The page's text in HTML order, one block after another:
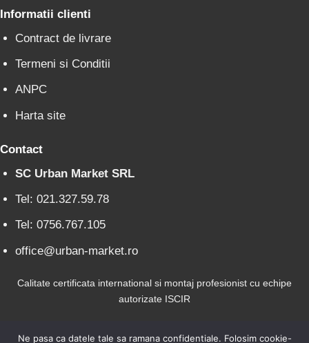
Informatii clienti
Contract de livrare
Termeni si Conditii
ANPC
Harta site
Contact
SC Urban Market SRL
Tel: 021.327.59.78
Tel: 0756.767.105
office@urban-market.ro
Calitate certificata international si montaj profesionist cu echipe
autorizate ISCIR
Ne pasa ca datele tale sa ramana confidentiale. Folosim cookie-